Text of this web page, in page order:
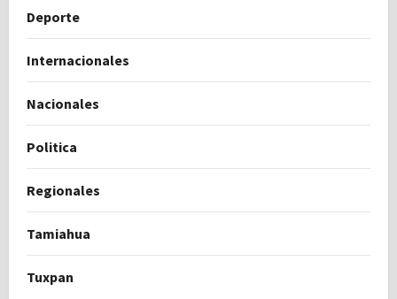
Deporte
Internacionales
Nacionales
Politica
Regionales
Tamiahua
Tuxpan